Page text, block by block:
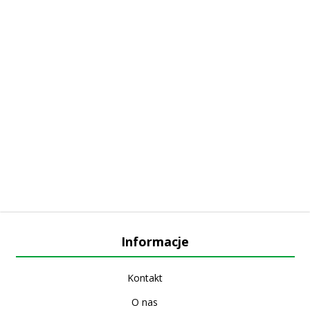
Informacje
Kontakt
O nas